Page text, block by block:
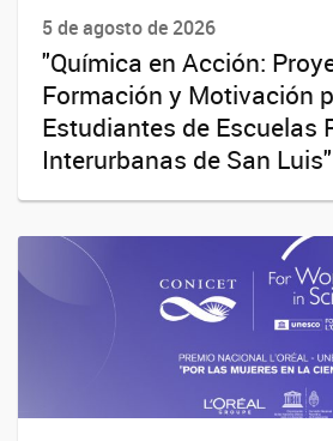
5 de agosto de 2026
"Química en Acción:
Formación y Motivación
Estudiantes de Escuelas
Interurbanas de San Luis"